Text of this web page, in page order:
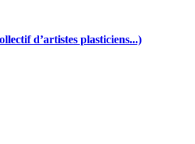
d’artistes plasticiens...)